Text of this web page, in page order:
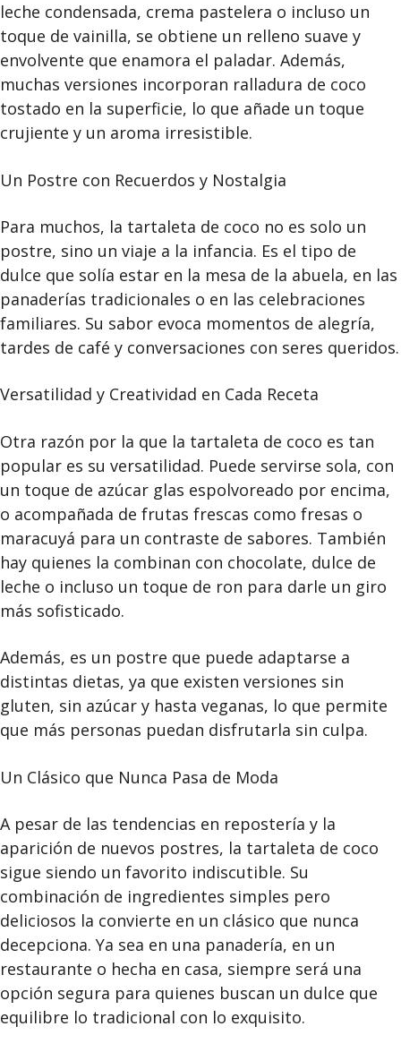
leche condensada, crema pastelera o incluso un
toque de vainilla, se obtiene un relleno suave y
envolvente que enamora el paladar. Además,
muchas versiones incorporan ralladura de coco
tostado en la superficie, lo que añade un toque
crujiente y un aroma irresistible.
Un Postre con Recuerdos y Nostalgia
Para muchos, la tartaleta de coco no es solo un
postre, sino un viaje a la infancia. Es el tipo de
dulce que solía estar en la mesa de la abuela, en las
panaderías tradicionales o en las celebraciones
familiares. Su sabor evoca momentos de alegría,
tardes de café y conversaciones con seres queridos.
Versatilidad y Creatividad en Cada Receta
Otra razón por la que la tartaleta de coco es tan
popular es su versatilidad. Puede servirse sola, con
un toque de azúcar glas espolvoreado por encima,
o acompañada de frutas frescas como fresas o
maracuyá para un contraste de sabores. También
hay quienes la combinan con chocolate, dulce de
leche o incluso un toque de ron para darle un giro
más sofisticado.
Además, es un postre que puede adaptarse a
distintas dietas, ya que existen versiones sin
gluten, sin azúcar y hasta veganas, lo que permite
que más personas puedan disfrutarla sin culpa.
Un Clásico que Nunca Pasa de Moda
A pesar de las tendencias en repostería y la
aparición de nuevos postres, la tartaleta de coco
sigue siendo un favorito indiscutible. Su
combinación de ingredientes simples pero
deliciosos la convierte en un clásico que nunca
decepciona. Ya sea en una panadería, en un
restaurante o hecha en casa, siempre será una
opción segura para quienes buscan un dulce que
equilibre lo tradicional con lo exquisito.